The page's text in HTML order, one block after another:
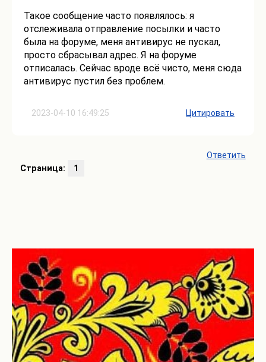
2023-04-10 16:49:25
Такое сообщение часто появлялось: я
отслеживала отправление посылки и часто
была на форуме, меня антивирус не пускал,
просто сбрасывал адрес. Я на форуме
отписалась. Сейчас вроде всё чисто, меня сюда
антивирус пустил без проблем.
Цитировать
Ответить
Страница:
1